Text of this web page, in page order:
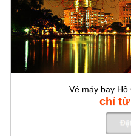
Vé máy bay Hồ
chỉ từ